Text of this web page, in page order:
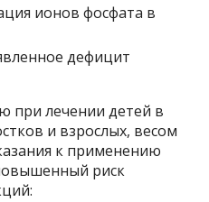
ионов фосфата в
дефицит
при лечении детей в
и взрослых, весом
к применению
риск